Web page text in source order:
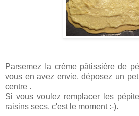
Parsemez la crème pâtissière de
vous en avez envie, déposez un
centre .
Si vous voulez remplacer les
raisins secs, c'est le moment :-).